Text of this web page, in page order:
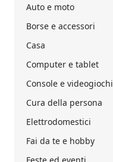
Auto e moto
Borse e accessori
Casa
Computer e tablet
Console e videogiochi
Cura della persona
Elettrodomestici
Fai da te e hobby
Feste ed eventi